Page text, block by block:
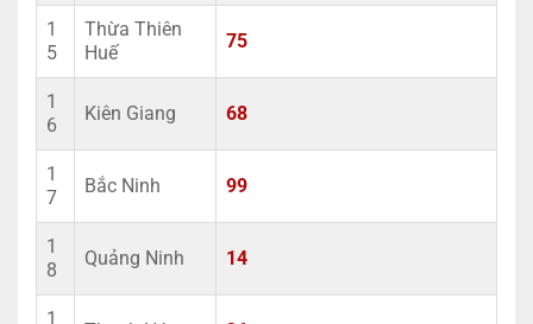
1
5
Thừa Thiên
Huế
75
1
6
Kiên Giang 68
1
7
Bắc Ninh 99
1
8
Quảng Ninh 14
1